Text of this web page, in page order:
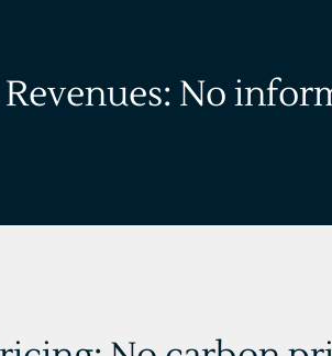
Revenues: No